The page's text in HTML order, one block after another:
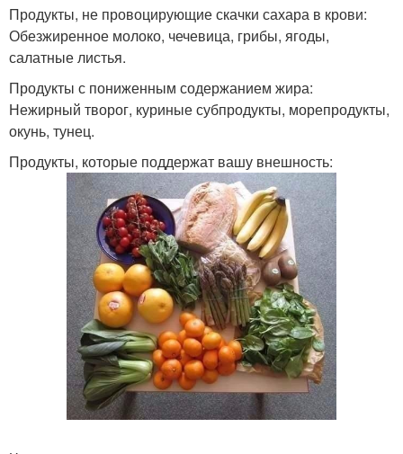
Продукты, не провоцирующие скачки сахара в крови:
Обезжиренное молоко, чечевица, грибы, ягоды,
салатные листья.
Продукты с пониженным содержанием жира:
Нежирный творог, куриные субпродукты, морепродукты,
окунь, тунец.
Продукты, которые поддержат вашу внешность: